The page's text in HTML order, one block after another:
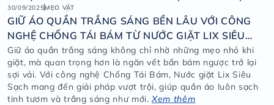
30/09/2025MẸO VẶT
GIỮ ÁO QUẦN TRẮNG SÁNG BỀN LÂU VỚI CÔNG
NGHỆ CHỐNG TÁI BÁM TỪ NƯỚC GIẶT LIX SIÊU
SẠCH
Giữ áo quần trắng sáng không chỉ nhờ những mẹo nhỏ khi
giặt, mà quan trọng hơn là ngăn vết bẩn bám ngược trở lại
sợi vải. Với công nghệ Chống Tái Bám, Nước giặt Lix Siêu
Sạch mang đến giải pháp vượt trội, giúp quần áo luôn sạch
tinh tươm và trắng sáng như mới.Xem thêm